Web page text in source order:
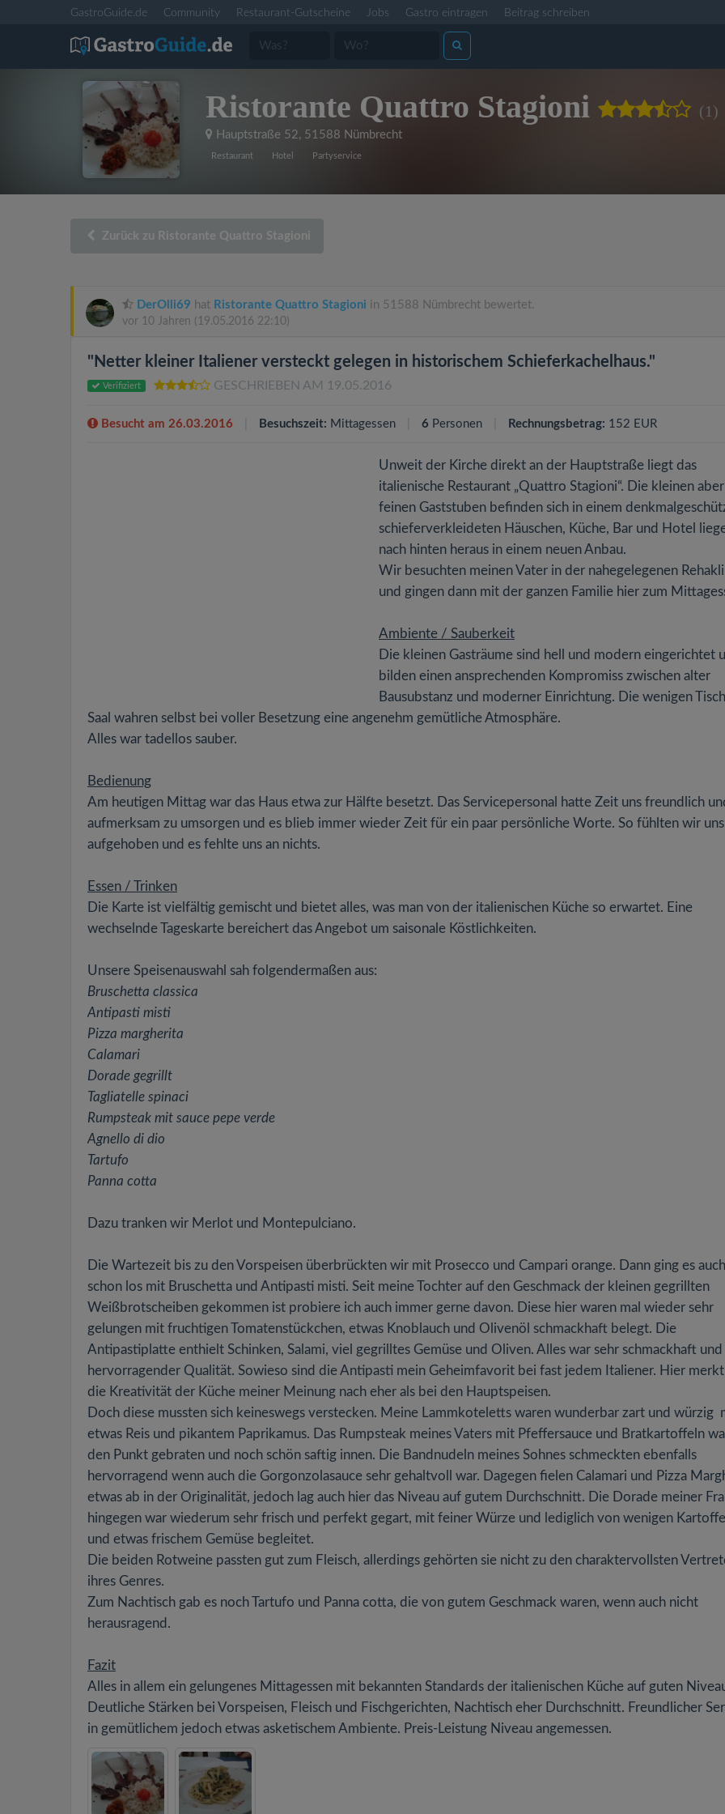
GastroGuide.de Community Restaurant-Gutscheine Jobs Gastro eintragen Beitrag schreiben
Ristorante Quattro Stagioni (1)
Hauptstraße 52, 51588 Nümbrecht
Restaurant Hotel Partyservice
Zurück zu Ristorante Quattro Stagioni
DerOlli69 hat Ristorante Quattro Stagioni in 51588 Nümbrecht bewertet.
vor 10 Jahren (19.05.2016 22:10)
"Netter kleiner Italiener versteckt gelegen in historischem Schieferkachelhaus."
Verifiziert GESCHRIEBEN AM 19.05.2016
Besucht am 26.03.2016 Besuchszeit: Mittagessen 6 Personen Rechnungsbetrag: 152 EUR
Unweit der Kirche direkt an der Hauptstraße liegt das
italienische Restaurant „Quattro Stagioni“. Die kleinen aber
feinen Gaststuben befinden sich in einem
schieferverkleideten Häuschen, Küche, Bar und Hotel
nach hinten heraus in einem neuen Anbau.
Wir besuchten meinen Vater in der nahegelegenen
und gingen dann mit der ganzen Familie hier zum
Ambiente / Sauberkeit
Die kleinen Gasträume sind hell und modern eingerichtet
bilden einen ansprechenden Kompromiss zwischen alter
Bausubstanz und moderner Einrichtung. Die wenigen
Saal wahren selbst bei voller Besetzung eine angenehm gemütliche Atmosphäre.
Alles war tadellos sauber.
Bedienung
Am heutigen Mittag war das Haus etwa zur Hälfte besetzt. Das Servicepersonal hatte Zeit uns freundlich
aufmerksam zu umsorgen und es blieb immer wieder Zeit für ein paar persönliche Worte. So fühlten wir
aufgehoben und es fehlte uns an nichts.
Essen / Trinken
Die Karte ist vielfältig gemischt und bietet alles, was man von der italienischen Küche so erwartet. Eine
wechselnde Tageskarte bereichert das Angebot um saisonale Köstlichkeiten.
Unsere Speisenauswahl sah folgendermaßen aus:
Bruschetta classica
Antipasti misti
Pizza margherita
Calamari
Dorade gegrillt
Tagliatelle spinaci
Rumpsteak mit sauce pepe verde
Agnello di dio
Tartufo
Panna cotta
Dazu tranken wir Merlot und Montepulciano.
Die Wartezeit bis zu den Vorspeisen überbrückten wir mit Prosecco und Campari orange. Dann ging es auch
schon los mit Bruschetta und Antipasti misti. Seit meine Tochter auf den Geschmack der kleinen gegrillten
Weißbrotscheiben gekommen ist probiere ich auch immer gerne davon. Diese hier waren mal wieder sehr
gelungen mit fruchtigen Tomatenstückchen, etwas Knoblauch und Olivenöl schmackhaft belegt. Die
Antipastiplatte enthielt Schinken, Salami, viel gegrilltes Gemüse und Oliven. Alles war sehr schmackhaft
hervorragender Qualität. Sowieso sind die Antipasti mein Geheimfavorit bei fast jedem Italiener. Hier
die Kreativität der Küche meiner Meinung nach eher als bei den Hauptspeisen.
Doch diese mussten sich keineswegs verstecken. Meine Lammkoteletts waren wunderbar zart und würzig
etwas Reis und pikantem Paprikamus. Das Rumpsteak meines Vaters mit Pfeffersauce und Bratkartoffeln
den Punkt gebraten und noch schön saftig innen. Die Bandnudeln meines Sohnes schmeckten ebenfalls
hervorragend wenn auch die Gorgonzolasauce sehr gehaltvoll war. Dagegen fielen Calamari und Pizza
etwas ab in der Originalität, jedoch lag auch hier das Niveau auf gutem Durchschnitt. Die Dorade meiner
hingegen war wiederum sehr frisch und perfekt gegart, mit feiner Würze und lediglich von wenigen
und etwas frischem Gemüse begleitet.
Die beiden Rotweine passten gut zum Fleisch, allerdings gehörten sie nicht zu den charaktervollsten
ihres Genres.
Zum Nachtisch gab es noch Tartufo und Panna cotta, die von gutem Geschmack waren, wenn auch nicht
herausragend.
Fazit
Alles in allem ein gelungenes Mittagessen mit bekannten Standards der italienischen Küche auf guten
Deutliche Stärken bei Vorspeisen, Fleisch und Fischgerichten, Nachtisch eher Durchschnitt. Freundlicher
in gemütlichem jedoch etwas asketischem Ambiente. Preis-Leistung Niveau angemessen.